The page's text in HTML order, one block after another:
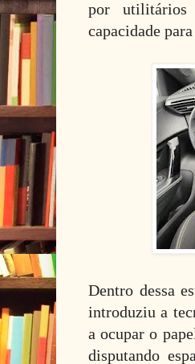
por utilitários
capacidade
Dentro dessa
introduziu a
a ocupar o
disputando